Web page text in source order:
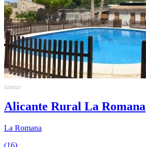
Alicante Rural La Romana
La Romana